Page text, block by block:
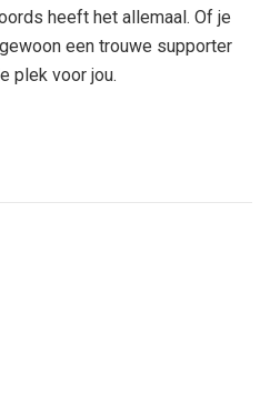
heeft het allemaal. Of je
een trouwe supporter
plek voor jou.